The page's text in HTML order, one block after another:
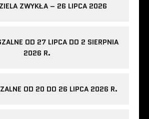
ZWYKŁA – 26 LIPCA 2026
OD 27 LIPCA DO 2 SIERPNIA
2026 R.
OD 20 DO 26 LIPCA 2026 R.